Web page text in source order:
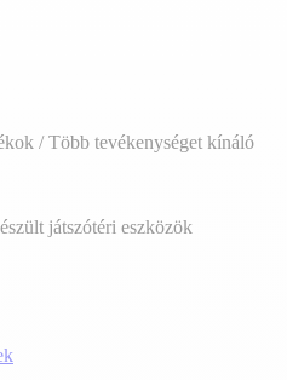
/ Több tevékenységet kínáló
játszótéri eszközök